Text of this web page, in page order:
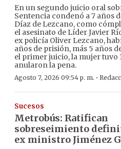
En un segundo juicio oral
Sentencia condenó a 7 años
Díaz de Lezcano, como
el asesinato de Líder Javier
ex policía Oliver Lezcano,
años de prisión, más 5 años
el primer juicio, la mujer tuvo
anularon la pena.
Agosto 7, 2026 09:54 p. m. ·
Sucesos
Metrobús: Ratifican
sobreseimiento
ex ministro Jiménez